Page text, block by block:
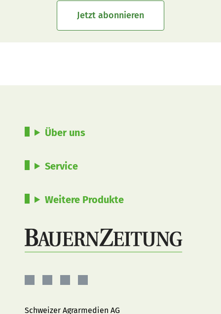
Jetzt abonnieren
Über uns
Service
Weitere Produkte
Facebook
Instagram
YouTubeLinkedIn
Schweizer Agrarmedien AG